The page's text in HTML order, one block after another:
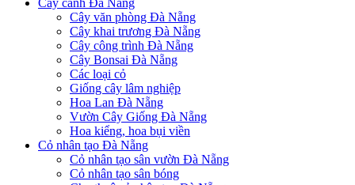
Cây cảnh Đà Nẵng
Cây văn phòng Đà Nẵng
Cây khai trương Đà Nẵng
Cây công trình Đà Nẵng
Cây Bonsai Đà Nẵng
Các loại cỏ
Giống cây lâm nghiệp
Hoa Lan Đà Nẵng
Vườn Cây Giống Đà Nẵng
Hoa kiểng, hoa bụi viền
Cỏ nhân tạo Đà Nẵng
Cỏ nhân tạo sân vườn Đà Nẵng
Cỏ nhân tạo sân bóng